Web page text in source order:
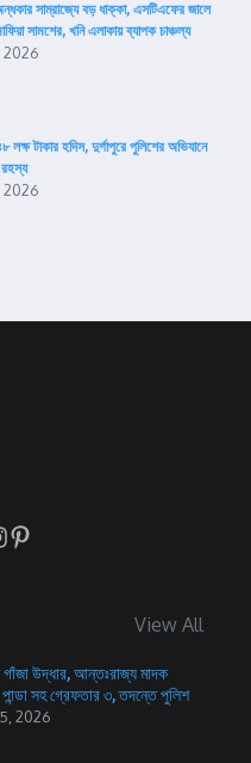
সাম্রাজ্যে বড় ধাক্কা, এসটিএফের জালে
সামশের, খনি এলাকায় ব্যাপক চাঞ্চল্য
লক্ষ টাকার হদিস, দুর্গাপুরে পুলিশের অভিযানে
রহস্য
View All
উদ্ধার, আন্তঃরাজ্য মাদক
সহ গ্রেফতার ৩, তদন্তে পুলিশ
2026